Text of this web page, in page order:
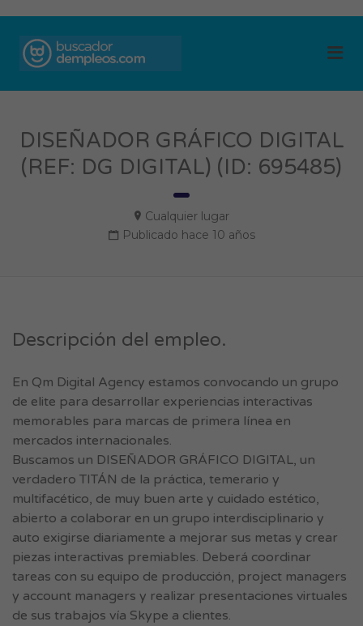
DISEÑADOR GRÁFICO DIGITAL
(REF: DG DIGITAL) (ID: 695485)
Cualquier lugar
Publicado hace 10 años
Descripción del empleo.
En Qm Digital Agency estamos convocando un grupo
de elite para desarrollar experiencias interactivas
memorables para marcas de primera línea en
mercados internacionales.
Buscamos un DISEÑADOR GRÁFICO DIGITAL, un
verdadero TITÁN de la práctica, temerario y
multifacético, de muy buen arte y cuidado estético,
abierto a colaborar en un grupo interdisciplinario y
auto exigirse diariamente a mejorar sus metas y crear
piezas interactivas premiables. Deberá coordinar
tareas con su equipo de producción, project managers
y account managers y realizar presentaciones virtuales
de sus trabajos vía Skype a clientes.